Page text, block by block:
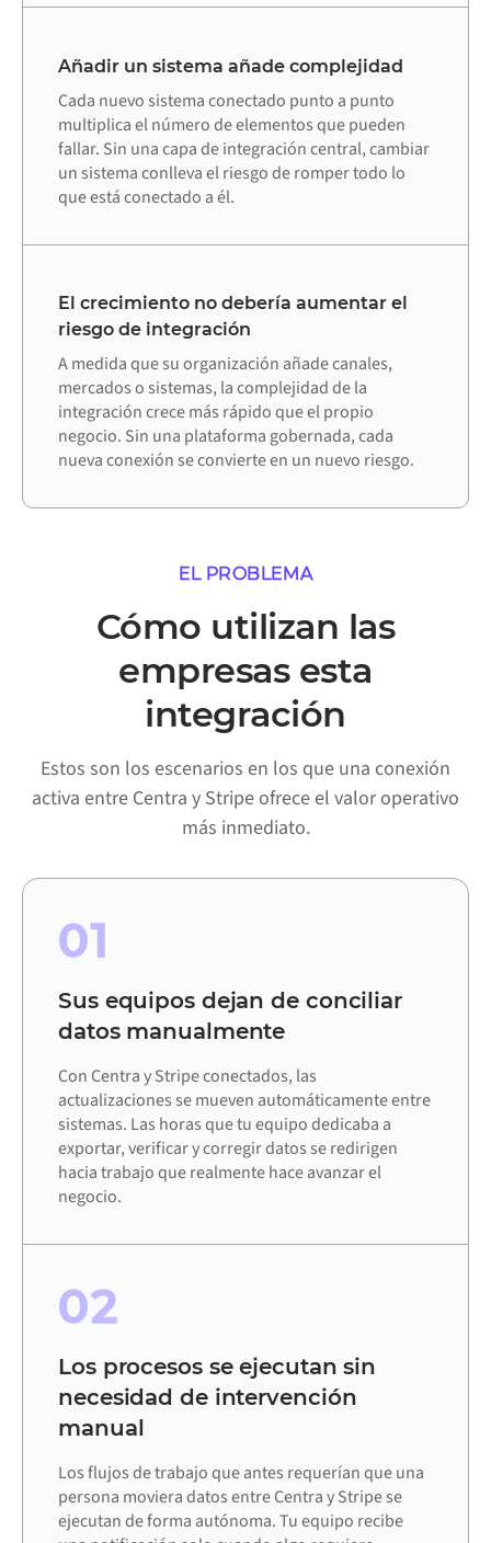
Añadir un sistema añade complejidad
Cada nuevo sistema conectado punto a punto
multiplica el número de elementos que pueden
fallar. Sin una capa de integración central, cambiar
un sistema conlleva el riesgo de romper todo lo
que está conectado a él.
El crecimiento no debería aumentar el
riesgo de integración
A medida que su organización añade canales,
mercados o sistemas, la complejidad de la
integración crece más rápido que el propio
negocio. Sin una plataforma gobernada, cada
nueva conexión se convierte en un nuevo riesgo.
EL PROBLEMA
Cómo utilizan las
empresas esta
integración
Estos son los escenarios en los que una conexión
activa entre Centra y Stripe ofrece el valor operativo
más inmediato.
01
Sus equipos dejan de conciliar
datos manualmente
Con Centra y Stripe conectados, las
actualizaciones se mueven automáticamente entre
sistemas. Las horas que tu equipo dedicaba a
exportar, verificar y corregir datos se redirigen
hacia trabajo que realmente hace avanzar el
negocio.
02
Los procesos se ejecutan sin
necesidad de intervención
manual
Los flujos de trabajo que antes requerían que una
persona moviera datos entre Centra y Stripe se
ejecutan de forma autónoma. Tu equipo recibe